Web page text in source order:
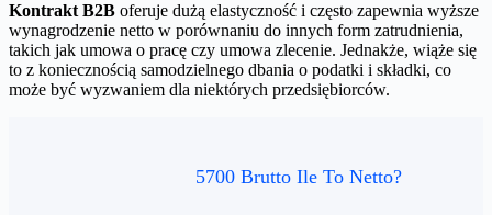
Kontrakt B2B oferuje dużą elastyczność i często zapewnia wyższe
wynagrodzenie netto w porównaniu do innych form zatrudnienia,
takich jak umowa o pracę czy umowa zlecenie. Jednakże, wiąże się
to z koniecznością samodzielnego dbania o podatki i składki, co
może być wyzwaniem dla niektórych przedsiębiorców.
5700 Brutto Ile To Netto?